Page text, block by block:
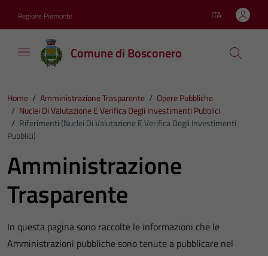
Regione Piemonte Lingua attiva:
ITA
Comune di Bosconero
Home / Amministrazione Trasparente / Opere Pubbliche
/ Nuclei Di Valutazione E Verifica Degli Investimenti Pubblici
/ Riferimenti (Nuclei Di Valutazione E Verifica Degli Investimenti
Pubblici)
Amministrazione
Trasparente
In questa pagina sono raccolte le informazioni che le
Amministrazioni pubbliche sono tenute a pubblicare nel